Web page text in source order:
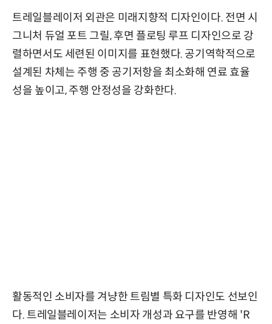
트레일블레이저 외관은 미래지향적 디자인이다. 전면 시
그니처 듀얼 포트 그릴, 후면 플로팅 루프 디자인으로 강
렬하면서도 세련된 이미지를 표현했다. 공기역학적으로
설계된 차체는 주행 중 공기저항을 최소화해 연료 효율
성을 높이고, 주행 안정성을 강화한다.
활동적인 소비자를 겨냥한 트림별 특화 디자인도 선보인
다. 트레일블레이저는 소비자 개성과 요구를 반영해 'R